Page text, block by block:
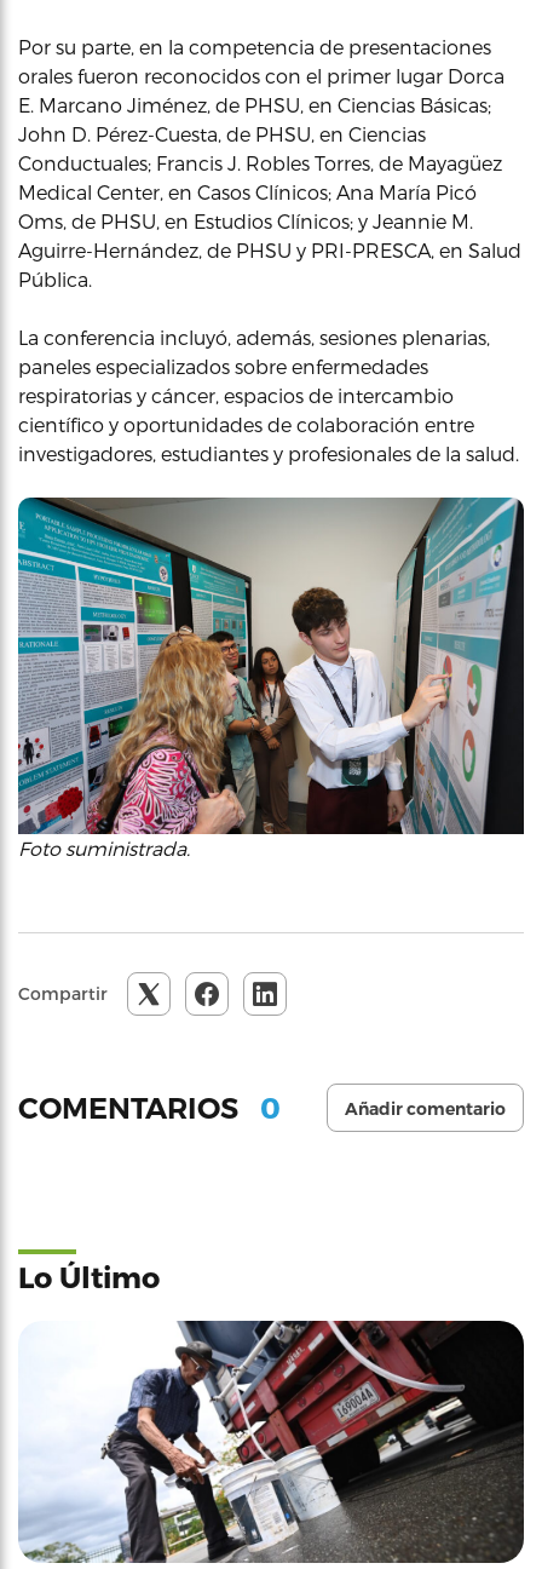
Por su parte, en la competencia de presentaciones
orales fueron reconocidos con el primer lugar Dorca
E. Marcano Jiménez, de PHSU, en Ciencias Básicas;
John D. Pérez-Cuesta, de PHSU, en Ciencias
Conductuales; Francis J. Robles Torres, de Mayagüez
Medical Center, en Casos Clínicos; Ana María Picó
Oms, de PHSU, en Estudios Clínicos; y Jeannie M.
Aguirre-Hernández, de PHSU y PRI-PRESCA, en Salud
Pública.
La conferencia incluyó, además, sesiones plenarias,
paneles especializados sobre enfermedades
respiratorias y cáncer, espacios de intercambio
científico y oportunidades de colaboración entre
investigadores, estudiantes y profesionales de la salud.
Foto suministrada.
Compartir
COMENTARIOS 0 Añadir comentario
Lo Último